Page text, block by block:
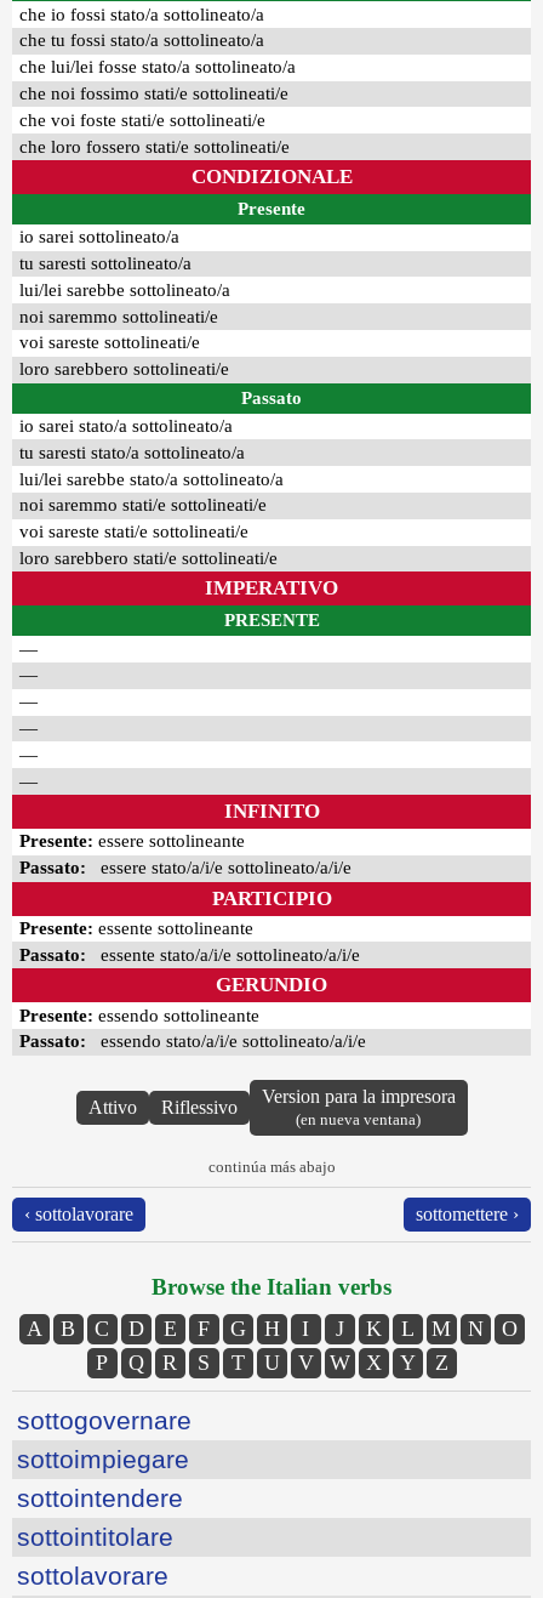
che io fossi stato/a sottolineato/a
che tu fossi stato/a sottolineato/a
che lui/lei fosse stato/a sottolineato/a
che noi fossimo stati/e sottolineati/e
che voi foste stati/e sottolineati/e
che loro fossero stati/e sottolineati/e
CONDIZIONALE
Presente
io sarei sottolineato/a
tu saresti sottolineato/a
lui/lei sarebbe sottolineato/a
noi saremmo sottolineati/e
voi sareste sottolineati/e
loro sarebbero sottolineati/e
Passato
io sarei stato/a sottolineato/a
tu saresti stato/a sottolineato/a
lui/lei sarebbe stato/a sottolineato/a
noi saremmo stati/e sottolineati/e
voi sareste stati/e sottolineati/e
loro sarebbero stati/e sottolineati/e
IMPERATIVO
PRESENTE
—
—
—
—
—
—
INFINITO
Presente: essere sottolineante
Passato: essere stato/a/i/e sottolineato/a/i/e
PARTICIPIO
Presente: essente sottolineante
Passato: essente stato/a/i/e sottolineato/a/i/e
GERUNDIO
Presente: essendo sottolineante
Passato: essendo stato/a/i/e sottolineato/a/i/e
Attivo Riflessivo
Version para la impresora
(en nueva ventana)
continúa más abajo
‹ sottolavorare sottomettere ›
Browse the Italian verbs
A B C D E F G H I J K L M N
O
P
Q R S T U V W X Y Z
sottogovernare
sottoimpiegare
sottointendere
sottointitolare
sottolavorare